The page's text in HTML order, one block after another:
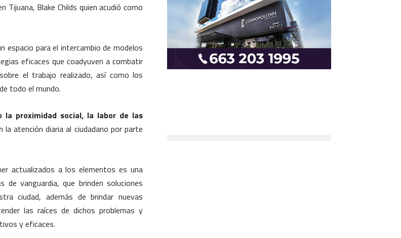
Tijuana, Blake Childs quien acudió como
espacio para el intercambio de modelos
eficaces que coadyuven a combatir
el trabajo realizado, así como los
todo el mundo.
proximidad social, la labor de las
la atención diaria al ciudadano por parte
actualizados a los elementos es una
vanguardia, que brinden soluciones
ciudad, además de brindar nuevas
las raíces de dichos problemas y
y eficaces.